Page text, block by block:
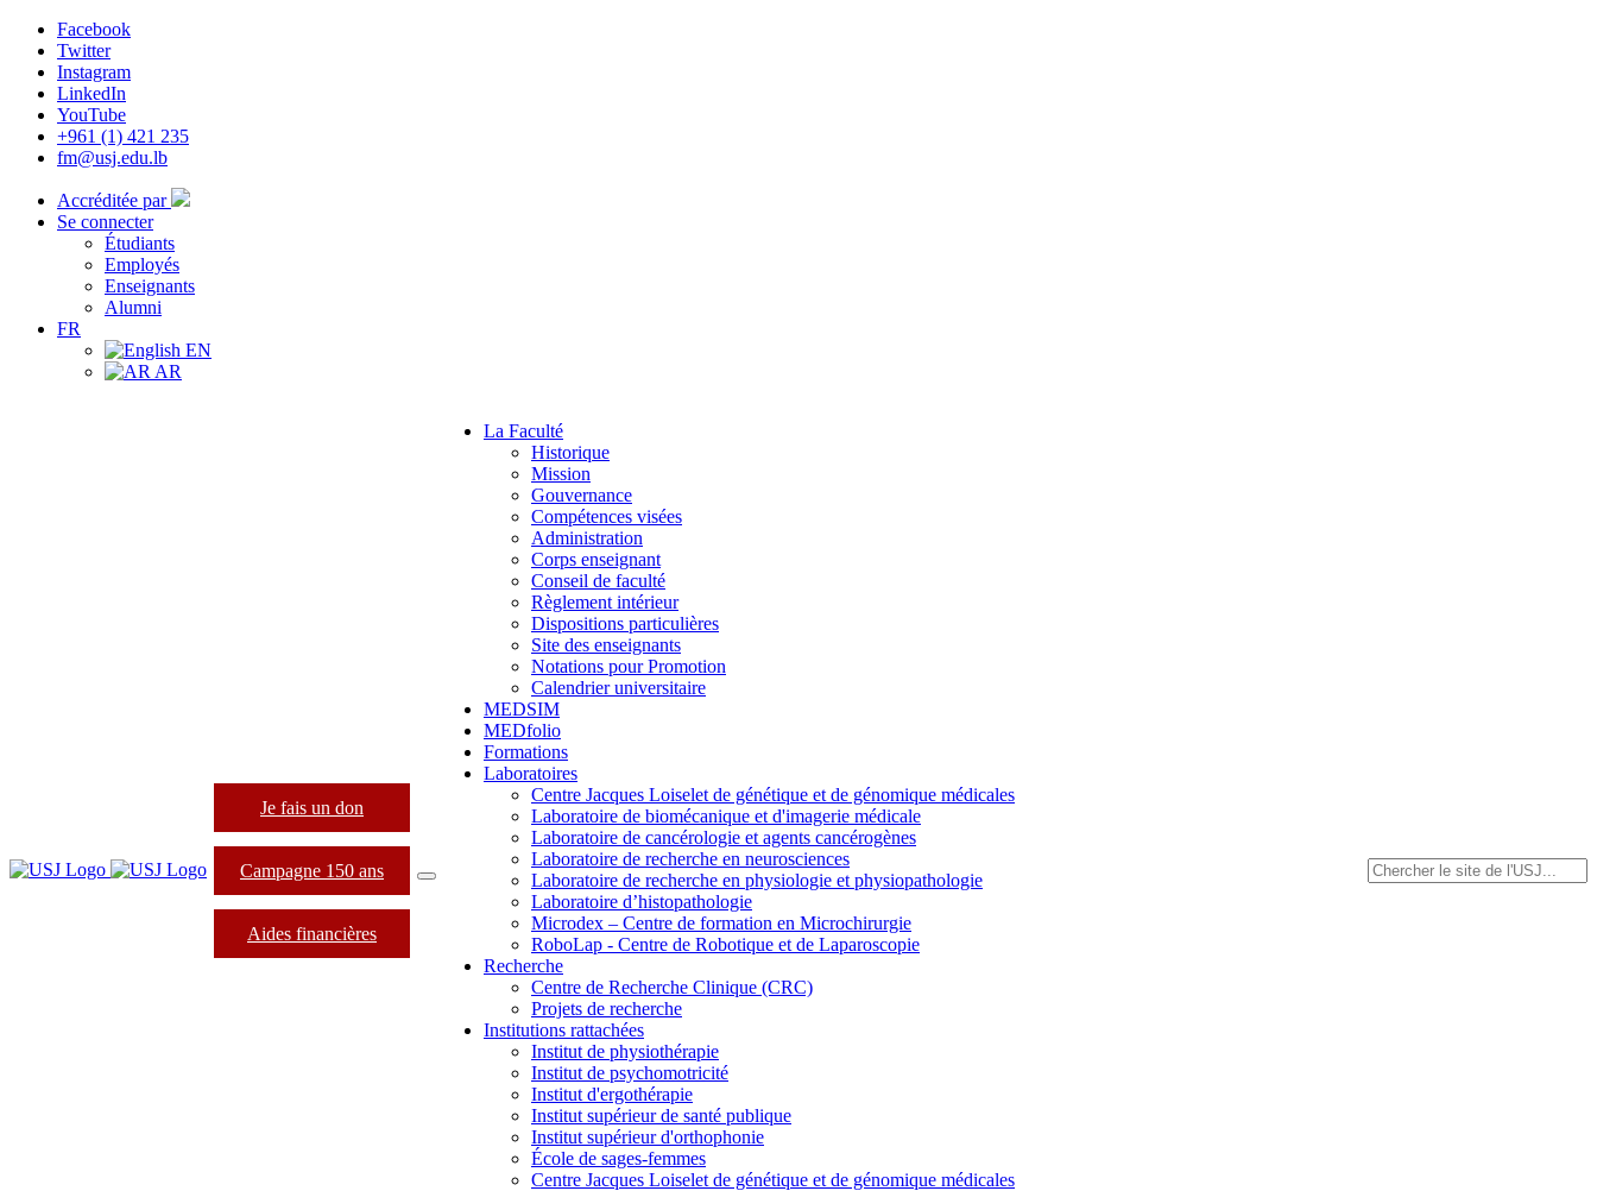
Facebook
Twitter
Instagram
LinkedIn
YouTube
+961 (1) 421 235
fm@usj.edu.lb
Accréditée par
Se connecter
Étudiants
Employés
Enseignants
Alumni
FR
EN
AR
Je fais un don
Campagne 150 ans
Aides financières
La Faculté
Historique
Mission
Gouvernance
Compétences visées
Administration
Corps enseignant
Conseil de faculté
Règlement intérieur
Dispositions particulières
Site des enseignants
Notations pour Promotion
Calendrier universitaire
MEDSIM
MEDfolio
Formations
Laboratoires
Centre Jacques Loiselet de génétique et de génomique médicales
Laboratoire de biomécanique et d'imagerie médicale
Laboratoire de cancérologie et agents cancérogènes
Laboratoire de recherche en neurosciences
Laboratoire de recherche en physiologie et physiopathologie
Laboratoire d’histopathologie
Microdex – Centre de formation en Microchirurgie
RoboLap - Centre de Robotique et de Laparoscopie
Recherche
Centre de Recherche Clinique (CRC)
Projets de recherche
Institutions rattachées
Institut de physiothérapie
Institut de psychomotricité
Institut d'ergothérapie
Institut supérieur de santé publique
Institut supérieur d'orthophonie
École de sages-femmes
Centre Jacques Loiselet de génétique et de génomique médicales